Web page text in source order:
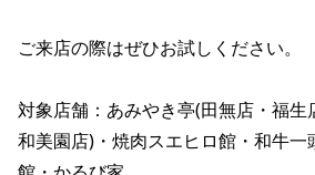
ご来店の際はぜひお試しください。
対象店舗：あみやき亭(田無店・福生
和美園店)・焼肉スエヒロ館・和牛一